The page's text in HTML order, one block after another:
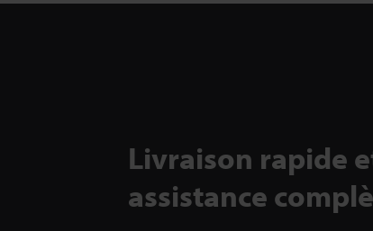
Livraison rapide
assistance